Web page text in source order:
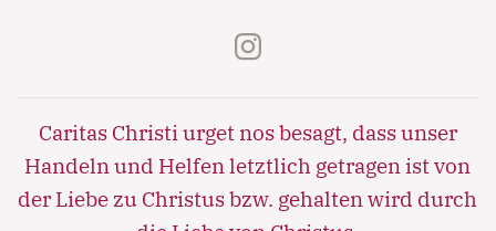
instagram
Caritas Christi urget nos besagt, dass unser
Handeln und Helfen letztlich getragen ist von
der Liebe zu Christus bzw. gehalten wird durch